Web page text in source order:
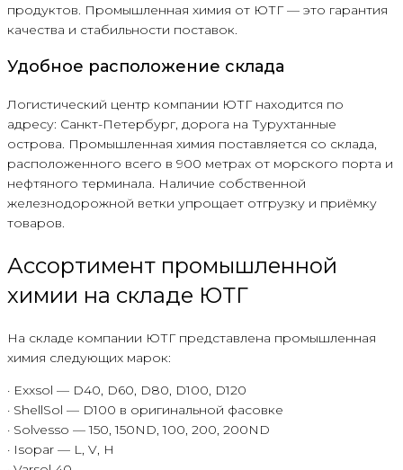
продуктов. Промышленная химия от ЮТГ — это гарантия
качества и стабильности поставок.
Удобное расположение склада
Логистический центр компании ЮТГ находится по
адресу: Санкт-Петербург, дорога на Турухтанные
острова. Промышленная химия поставляется со склада,
расположенного всего в 900 метрах от морского порта и
нефтяного терминала. Наличие собственной
железнодорожной ветки упрощает отгрузку и приёмку
товаров.
Ассортимент промышленной
химии на складе ЮТГ
На складе компании ЮТГ представлена промышленная
химия следующих марок:
· Exxsol — D40, D60, D80, D100, D120
· ShellSol — D100 в оригинальной фасовке
· Solvesso — 150, 150ND, 100, 200, 200ND
· Isopar — L, V, H